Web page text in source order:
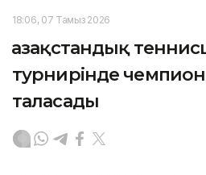
18:06, 07 Тамыз 2026
Қазақстандық
турнирінде
таласады